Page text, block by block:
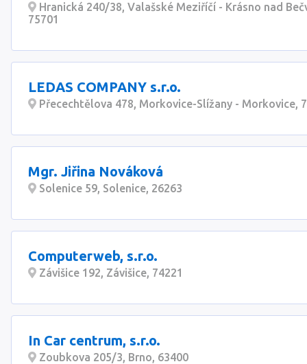
Hranická 240/38, Valašské Meziříčí - Krásno nad
75701
LEDAS COMPANY s.r.o.
Přecechtělova 478, Morkovice-Slížany - Morkovice,
Mgr. Jiřina Nováková
Solenice 59, Solenice, 26263
Computerweb, s.r.o.
Závišice 192, Závišice, 74221
In Car centrum, s.r.o.
Zoubkova 205/3, Brno, 63400